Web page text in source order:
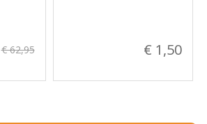
€ 62,95 € 1,50